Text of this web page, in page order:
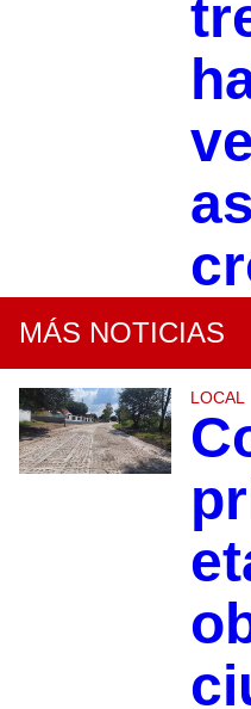
MÁS NOTICIAS
LOCAL